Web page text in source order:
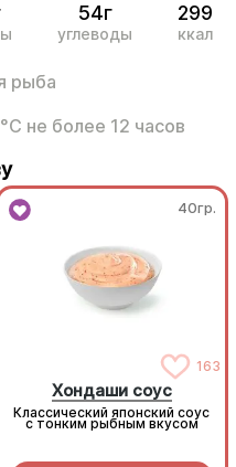
54г
углеводы
299
ккал
рыба
не более 12 часов
40гр.
163
Хондаши соус
Классический японский соус
с тонким рыбным вкусом